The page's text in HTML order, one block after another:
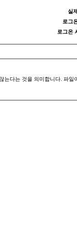
실
로그
로그온
는다는 것을 의미합니다. 파